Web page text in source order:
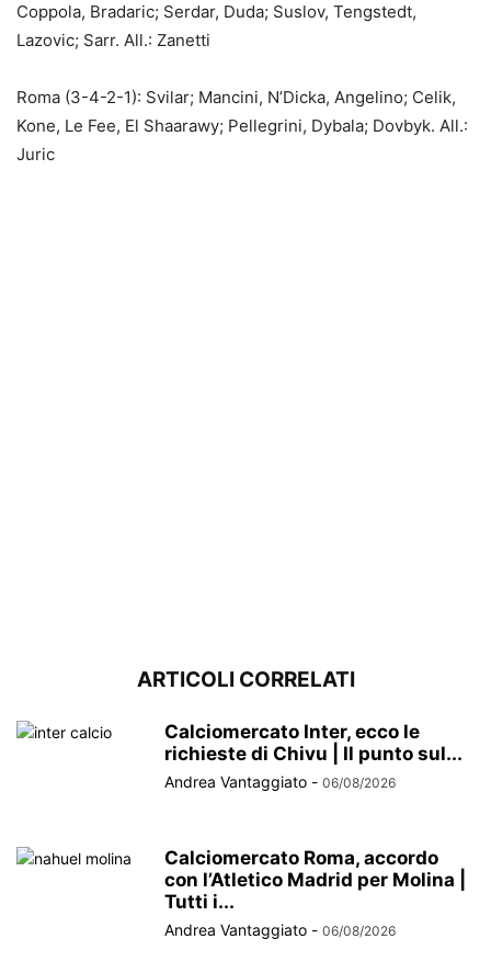
Coppola, Bradaric; Serdar, Duda; Suslov, Tengstedt,
Lazovic; Sarr. All.: Zanetti
Roma (3-4-2-1): Svilar; Mancini, N’Dicka, Angelino; Celik,
Kone, Le Fee, El Shaarawy; Pellegrini, Dybala; Dovbyk. All.:
Juric
ARTICOLI CORRELATI
Calciomercato Inter, ecco le
richieste di Chivu | Il punto sul...
Andrea Vantaggiato - 06/08/2026
Calciomercato Roma, accordo
con l’Atletico Madrid per Molina |
Tutti i...
Andrea Vantaggiato - 06/08/2026